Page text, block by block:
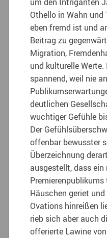
Othello in Wahn und
eben fremd ist und
Beitrag zu
Migration,
und kulturelle
spannend, weil nie
deutlichen
wuchtiger Gefühle
Der
offenbar bewusster
Überzeichnung
ausgestellt, dass
Häuschen geriet
Ovations hinreißen
rieb sich aber auch
offerierte Lawine